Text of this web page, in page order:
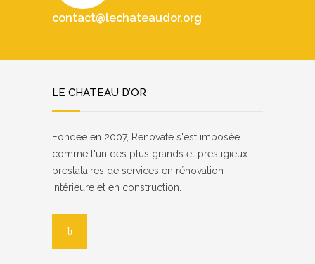
contact@lechateaudor.org
LE CHATEAU D’OR
Fondée en 2007, Renovate s'est imposée
comme l'un des plus grands et prestigieux
prestataires de services en rénovation
intérieure et en construction.